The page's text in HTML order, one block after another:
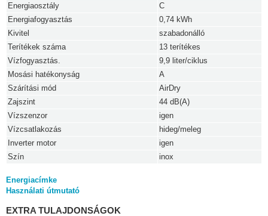
Energiaosztály
C
Energiafogyasztás
0,74 kWh
Kivitel
szabadonálló
Terítékek száma
13 terítékes
Vízfogyasztás.
9,9 liter/ciklus
Mosási hatékonyság
A
Szárítási mód
AirDry
Zajszint
44 dB(A)
Vízszenzor
igen
Vízcsatlakozás
hideg/meleg
Inverter motor
igen
Szín
inox
Energiacímke
Használati útmutató
EXTRA TULAJDONSÁGOK